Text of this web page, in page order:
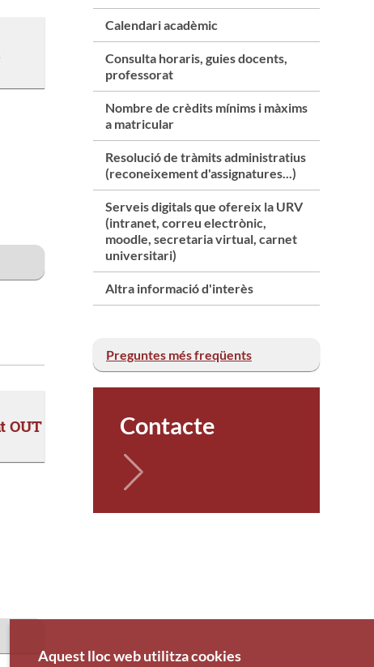
OUT
Calendari acadèmic
Consulta horaris, guies docents,
professorat
Nombre de crèdits mínims i màxims
a matricular
Resolució de tràmits administratius
(reconeixement d'assignatures...)
Serveis digitals que ofereix la URV
(intranet, correu electrònic,
moodle, secretaria virtual, carnet
universitari)
Altra informació d'interès
Preguntes més freqüents
Contacte
Aquest lloc web utilitza cookies